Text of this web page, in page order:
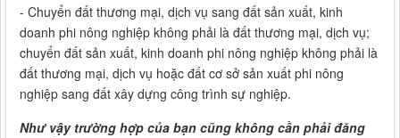
- Chuyển đất thương mại, dịch vụ sang đất sản xuất, kinh
doanh phi nông nghiệp không phải là đất thương mại, dịch vụ;
chuyển đất sản xuất, kinh doanh phi nông nghiệp không phải là
đất thương mại, dịch vụ hoặc đất cơ sở sản xuất phi nông
nghiệp sang đất xây dựng công trình sự nghiệp.
Như vậy trường hợp của bạn cũng không cần phải đăng